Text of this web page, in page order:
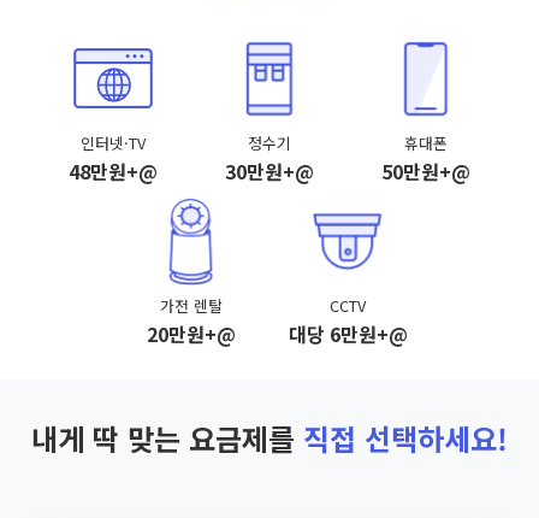
인터넷·TV
48만원+@
정수기
30만원+@
휴대폰
50만원+@
가전 렌탈
20만원+@
CCTV
대당 6만원+@
내게 딱 맞는 요금제를 직접 선택하세요!